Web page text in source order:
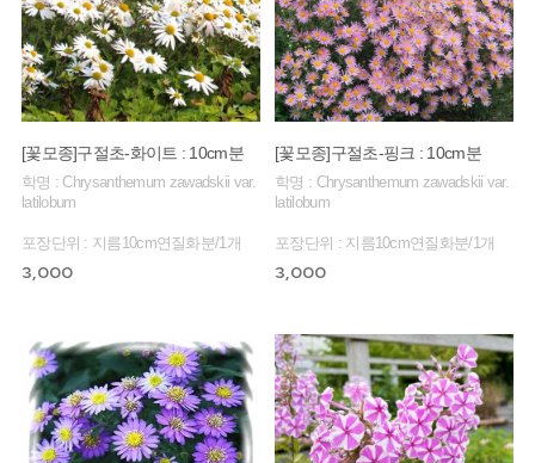
[꽃모종]구절초-화이트 : 10cm분
학명 : Chrysanthemum zawadskii var.
latilobum
포장단위 : 지름10cm연질화분/1개
3,000
[꽃모종]구절초-핑크 : 10cm분
학명 : Chrysanthemum zawadskii var.
latilobum
포장단위 : 지름10cm연질화분/1개
3,000